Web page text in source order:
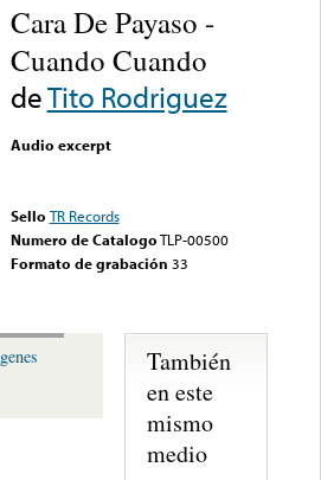
Cara De Payaso -
Cuando Cuando
deTito Rodriguez
Audio excerpt
Sello TR Records
Numero de CatalogoTLP-00500
Formato de grabación 33
También
en este
mismo
medio